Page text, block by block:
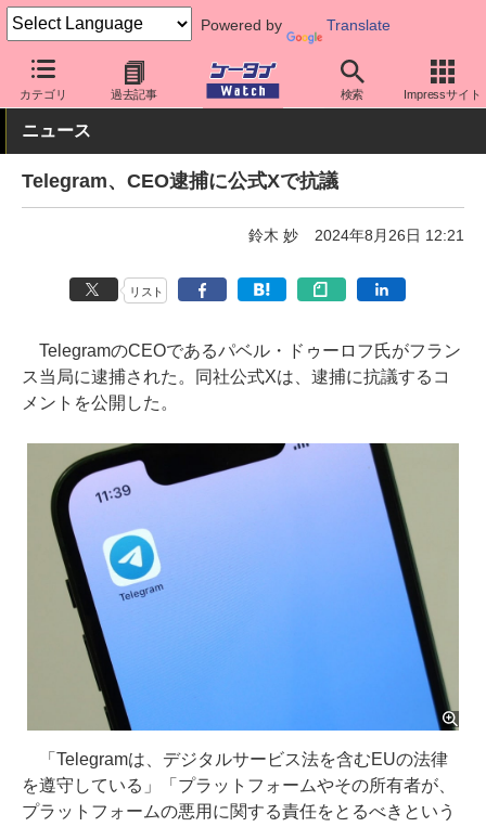
Powered by Translate
カテゴリ 過去記事 検索 Impressサイト
ケータイ Watch アプリ・サービス SNS
ニュース
Telegram、CEO逮捕に公式Xで抗議
鈴木 妙 2024年8月26日 12:21
リスト
TelegramのCEOであるパベル・ドゥーロフ氏がフラン
ス当局に逮捕された。同社公式Xは、逮捕に抗議するコ
メントを公開した。
「Telegramは、デジタルサービス法を含むEUの法律
を遵守している」「プラットフォームやその所有者が、
プラットフォームの悪用に関する責任をとるべきという